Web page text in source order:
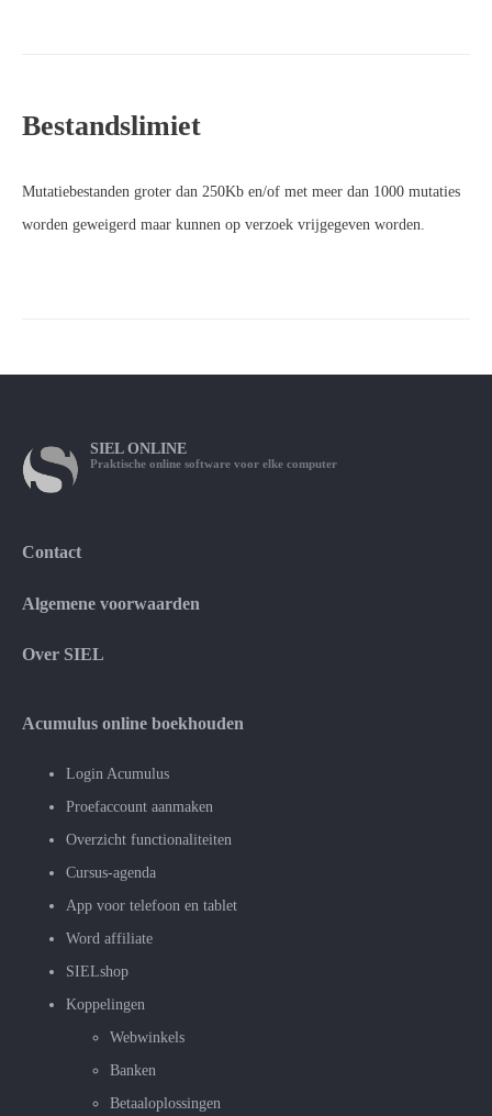
Bestandslimiet
Mutatiebestanden groter dan 250Kb en/of met meer dan 1000 mutaties
worden geweigerd maar kunnen op verzoek vrijgegeven worden.
SIEL ONLINE
Praktische online software voor elke computer
Contact
Algemene voorwaarden
Over SIEL
Acumulus online boekhouden
Login Acumulus
Proefaccount aanmaken
Overzicht functionaliteiten
Cursus-agenda
App voor telefoon en tablet
Word affiliate
SIELshop
Koppelingen
Webwinkels
Banken
Betaaloplossingen